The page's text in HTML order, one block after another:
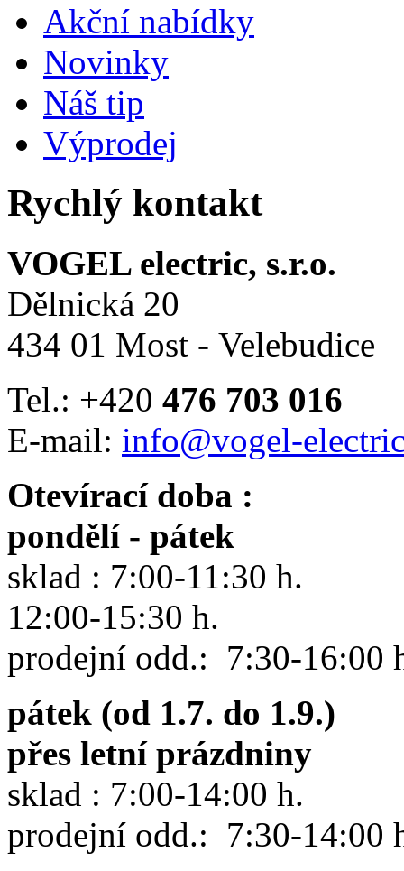
Akční nabídky
Novinky
Náš tip
Výprodej
Rychlý kontakt
VOGEL electric, s.r.o.
Dělnická 20
434 01 Most - Velebudice
Tel.: +420 476 703 016
E-mail: info@vogel-
Otevírací doba :
pondělí - pátek
sklad : 7:00-11:30 h.
12:00-15:30 h.
prodejní odd.: 7:30-16:00
pátek (od 1.7. do 1.9.)
přes letní prázdniny
sklad : 7:00-14:00 h.
prodejní odd.: 7:30-14:00